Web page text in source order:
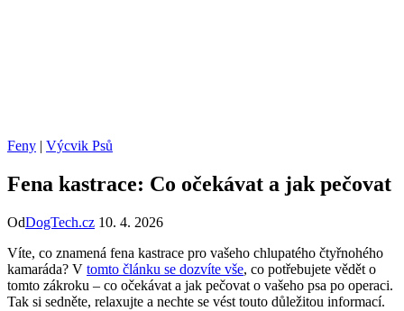
Feny | Výcvik Psů
Fena kastrace: Co očekávat a jak pečovat
OdDogTech.cz 10. 4. 2026
Víte, co znamená fena kastrace pro vašeho chlupatého čtyřnohého
kamaráda? V tomto článku se dozvíte vše, co potřebujete vědět o
tomto zákroku – co očekávat a jak pečovat o vašeho psa po operaci.
Tak si sedněte, relaxujte a nechte se vést touto důležitou informací.